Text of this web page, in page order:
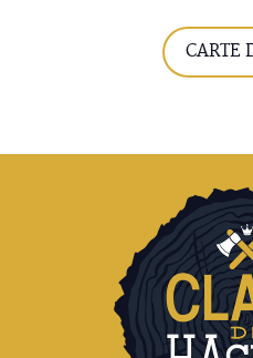
INFOS PRATIQUES
BONS CADEAUX
ACTUALITÉS
CARTE